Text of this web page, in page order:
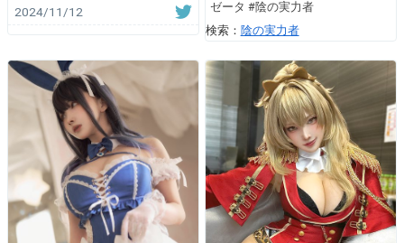
2024/11/12
ゼータ #陰の実力者
検索： 陰の実力者